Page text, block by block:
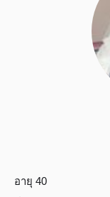
อายุ 40